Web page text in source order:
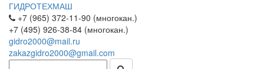
ГИДРОТЕХМАШ
+7 (965) 372-11-90 (многокан.)
+7 (495) 926-38-84 (многокан.)
gidro2000@mail.ru
zakazgidro2000@gmail.com